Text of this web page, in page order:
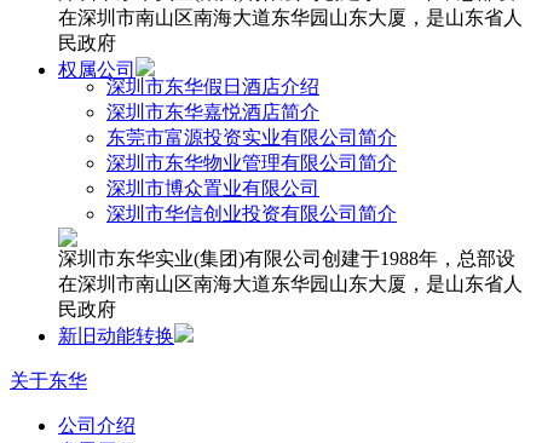
在深圳市南山区南海大道东华园山东大厦，是山东省人
民政府
权属公司
深圳市东华假日酒店介绍
深圳市东华嘉悦酒店简介
东莞市富源投资实业有限公司简介
深圳市东华物业管理有限公司简介
深圳市博众置业有限公司
深圳市华信创业投资有限公司简介
深圳市东华实业(集团)有限公司创建于1988年，总部设
在深圳市南山区南海大道东华园山东大厦，是山东省人
民政府
新旧动能转换
关于东华
公司介绍